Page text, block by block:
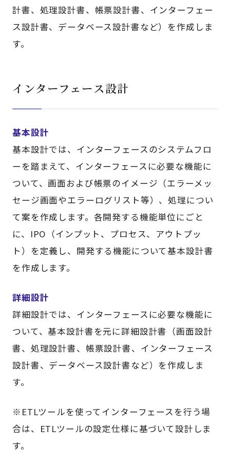
計書、処理設計書、帳票設計書、インターフェー
ス設計書、データベース設計書など）を作成しま
す。
インターフェース設計
基本設計
基本設計では、インターフェースのシステムフロ
ーを踏まえて、インターフェースに必要な機能に
ついて、画面および帳票のイメージ（エラーメッ
セージ画面やエラーログリスト等）、処理につい
て案を作成します。各開発する機能単位にごと
に、IPO（インプット、プロセス、アウトプッ
ト）を定義し、開発する機能について基本設計書
を作成します。
詳細設計
詳細設計では、インターフェースに必要な機能に
ついて、基本設計書を元に詳細設計書（画面設計
書、処理設計書、帳票設計書、インターフェース
設計書、データベース設計書など）を作成しま
す。
※ETLツールを使ってインターフェースを行う場
合は、ETLツールの設定仕様に基づいて設計しま
す。